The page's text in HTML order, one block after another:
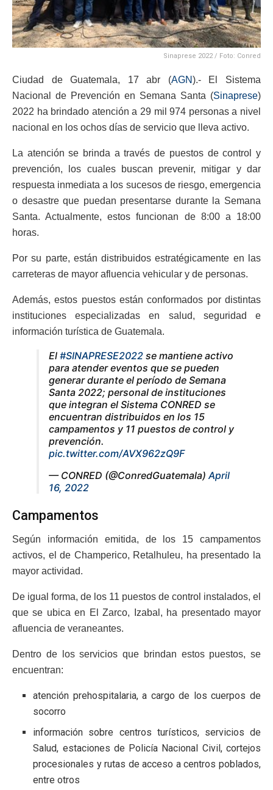
Sinaprese 2022 / Foto: Conred
Ciudad de Guatemala, 17 abr (AGN).- El Sistema
Nacional de Prevención en Semana Santa (Sinaprese)
2022 ha brindado atención a 29 mil 974 personas a nivel
nacional en los ochos días de servicio que lleva activo.
La atención se brinda a través de puestos de control y
prevención, los cuales buscan prevenir, mitigar y dar
respuesta inmediata a los sucesos de riesgo, emergencia
o desastre que puedan presentarse durante la Semana
Santa. Actualmente, estos funcionan de 8:00 a 18:00
horas.
Por su parte, están distribuidos estratégicamente en las
carreteras de mayor afluencia vehicular y de personas.
Además, estos puestos están conformados por distintas
instituciones especializadas en salud, seguridad e
información turística de Guatemala.
El #SINAPRESE2022 se mantiene activo
para atender eventos que se pueden
generar durante el período de Semana
Santa 2022; personal de instituciones
que integran el Sistema CONRED se
encuentran distribuidos en los 15
campamentos y 11 puestos de control y
prevención.
pic.twitter.com/AVX962zQ9F
— CONRED (@ConredGuatemala) April
16, 2022
Campamentos
Según información emitida, de los 15 campamentos
activos, el de Champerico, Retalhuleu, ha presentado la
mayor actividad.
De igual forma, de los 11 puestos de control instalados, el
que se ubica en El Zarco, Izabal, ha presentado mayor
afluencia de veraneantes.
Dentro de los servicios que brindan estos puestos, se
encuentran:
atención prehospitalaria, a cargo de los cuerpos de
socorro
información sobre centros turísticos, servicios de
Salud, estaciones de Policía Nacional Civil, cortejos
procesionales y rutas de acceso a centros poblados,
entre otros